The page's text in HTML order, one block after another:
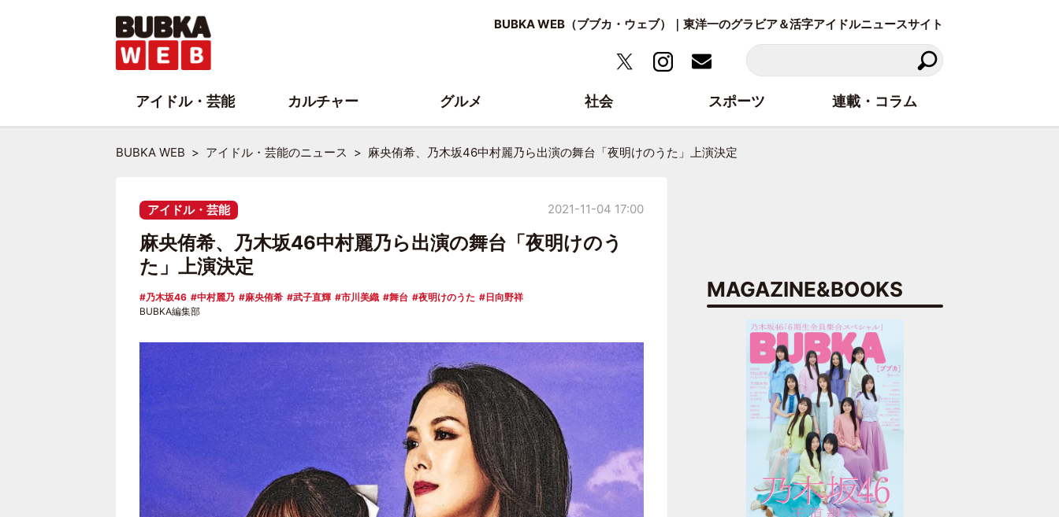
BUBKA WEB（ブブカ・ウェブ）｜東洋一のグラビア＆活字アイドルニュースサイト
BUBKA WEB アイドル・芸能のニュース 麻央侑希、乃木坂46中村麗乃ら出演の舞台「夜明けのうた」上演決定
アイドル・芸能 2021-11-04 17:00
麻央侑希、乃木坂46中村麗乃ら出演の舞台「夜明けのう
た」上演決定
乃木坂46 中村麗乃 麻央侑希 武子直輝 市川美織 舞台 夜明けのうた
日向野祥
BUBKA編集部
MAGAZINE&BOOKS
アイドル・芸能 カルチャー グルメ 社会 スポーツ 連載・コラム